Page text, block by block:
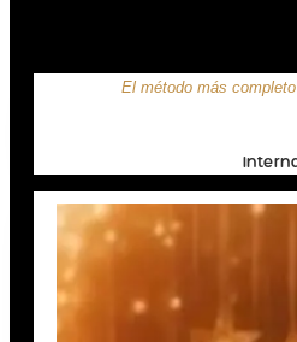
El método más